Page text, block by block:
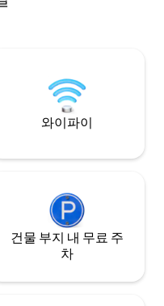
크에
세요!
년 내내 훌륭한 장
와이파이
건물 부지 내 무료 주
차